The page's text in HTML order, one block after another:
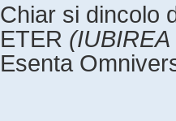
Chiar si dincolo
ETER
Esenta